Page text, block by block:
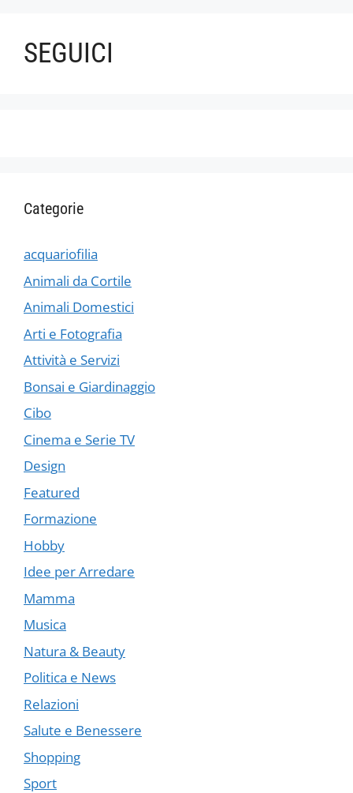
SEGUICI
Categorie
acquariofilia
Animali da Cortile
Animali Domestici
Arti e Fotografia
Attività e Servizi
Bonsai e Giardinaggio
Cibo
Cinema e Serie TV
Design
Featured
Formazione
Hobby
Idee per Arredare
Mamma
Musica
Natura & Beauty
Politica e News
Relazioni
Salute e Benessere
Shopping
Sport